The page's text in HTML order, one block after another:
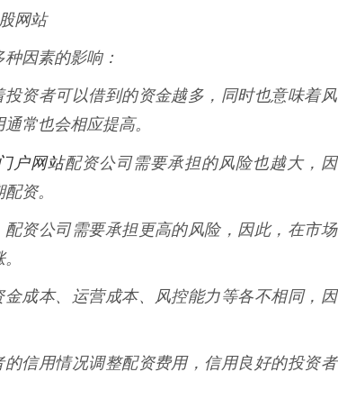
网站
因素的影响：
资者可以借到的资金越多，同时也意味着风
常也会相应提高。
户网站配资公司需要承担的风险也越大，因
资。
资公司需要承担更高的风险，因此，在市场
成本、运营成本、风控能力等各不相同，因
信用情况调整配资费用，信用良好的投资者